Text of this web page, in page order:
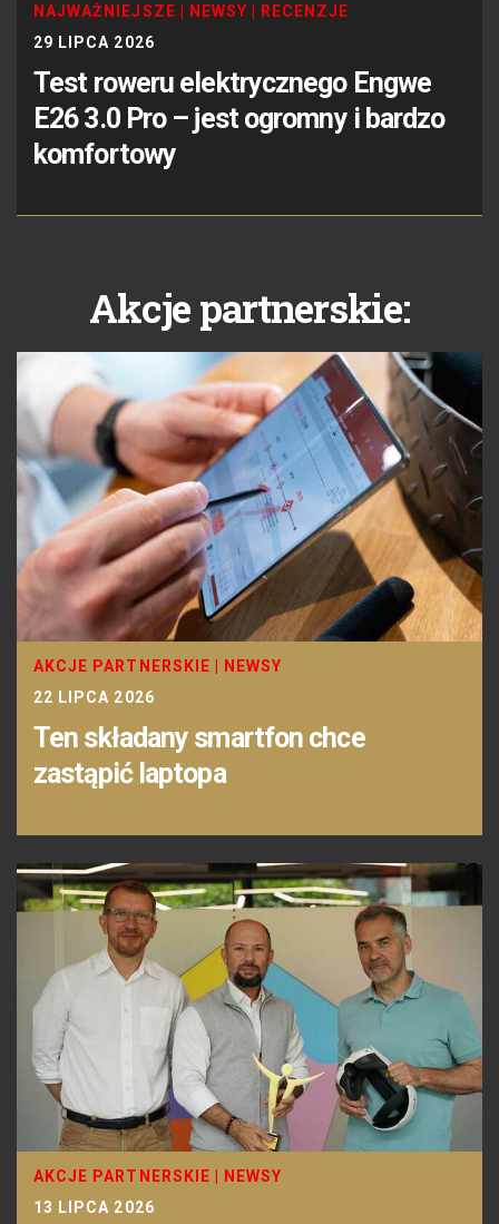
NAJWAŻNIEJSZE NEWSY
RECENZJE
29 LIPCA 2026
Test roweru elektrycznego Engwe
E26 3.0 Pro – jest ogromny i bardzo
komfortowy
Akcje partnerskie:
AKCJE PARTNERSKIE
NEWSY
22 LIPCA 2026
Ten składany smartfon chce
zastąpić laptopa
AKCJE PARTNERSKIE
NEWSY
13 LIPCA 2026